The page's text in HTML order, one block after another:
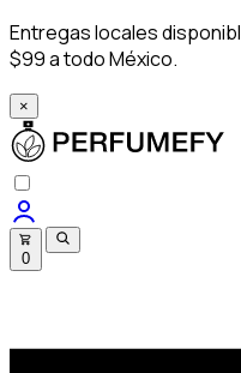
Entregas locales
$99 a todo México.
×
0